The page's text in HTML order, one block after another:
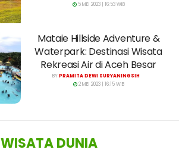
5 MEI 2023 | 16:53 WIB
Mataie Hillside Adventure &
Waterpark: Destinasi Wisata
Rekreasi Air di Aceh Besar
BYPRAMITA DEWI SURYANINGSIH
2 MEI 2023 | 16:15 WIB
WISATA DUNIA